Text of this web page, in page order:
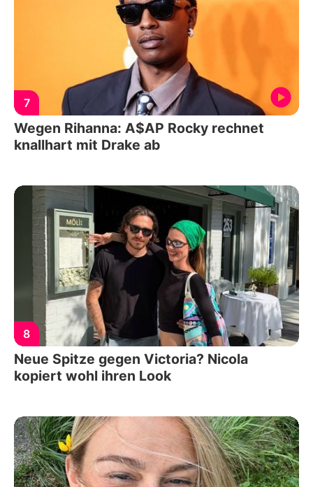
7
Wegen Rihanna: A$AP Rocky rechnet
knallhart mit Drake ab
8
Neue Spitze gegen Victoria? Nicola
kopiert wohl ihren Look